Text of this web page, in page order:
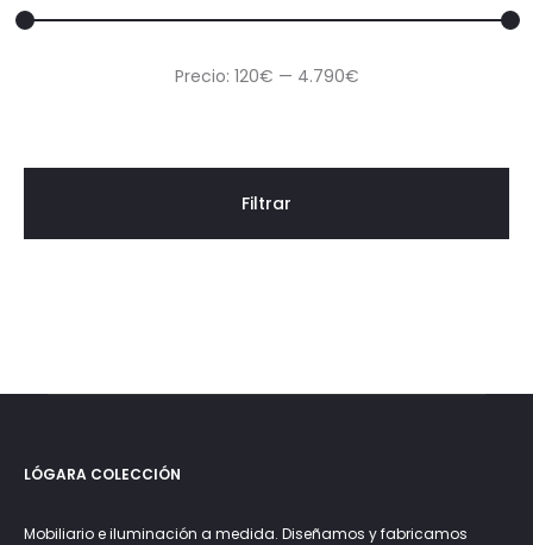
Precio
Precio
Filtrar
Precio: 120€ — 4.790€
LÓGARA COLECCIÓN
Mobiliario e iluminación a medida. Diseñamos y fabricamos